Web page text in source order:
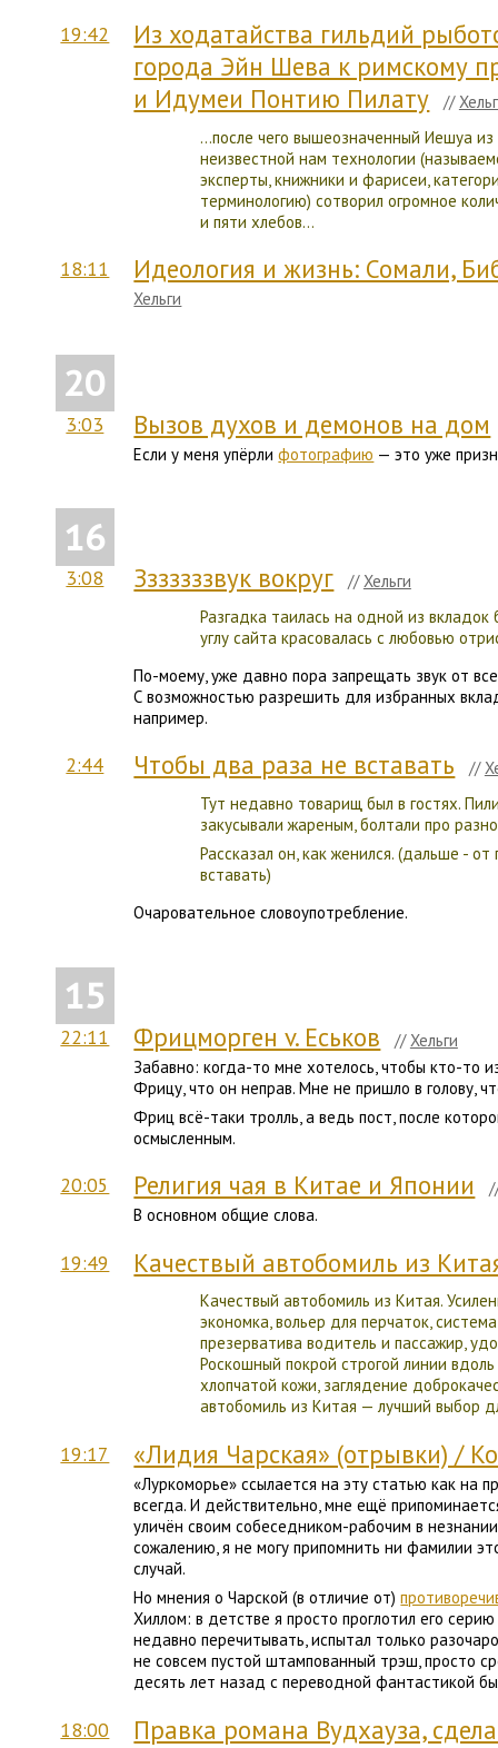
19:42
Из ходатайства гильдий
города Эйн Шева к римскому
и Идумеи Понтию Пилату
//
…после чего вышеозначенный Иешуа
неизвестной нам технологии
эксперты, книжники и фарисеи,
терминологию) сотворил огромное
и пяти хлебов…
18:11 Идеология и жизнь: Сомали,
Хельги
20
3:03 Вызов духов и демонов на дом
Если у меня упёрлифотографию — это уже
16
3:08 Зззззззвук вокруг //Хельги
Разгадка таилась на одной из
углу сайта красовалась с любовью
По-моему, уже давно пора запрещать звук от
С возможностью разрешить для избранных
например.
2:44 Чтобы два раза не вставать //
Тут недавно товарищ был в гостях.
закусывали жареным, болтали про
Рассказал он, как женился. (дальше -
вставать)
Очаровательное словоупотребление.
15
22:11 Фрицморген v. Еськов // Хельги
Забавно: когда-то мне хотелось, чтобы кто-то
Фрицу, что он неправ. Мне не пришло в голову,
Фриц всё-таки тролль, а ведь пост, после
осмысленным.
20:05 Религия чая в Китае и Японии
В основном общие слова.
19:49 Качествый автобомиль из
Качествый автобомиль из Китая.
экономка, вольер для перчаток,
презерватива водитель и пассажир,
Роскошный покрой строгой линии
хлопчатой кожи, заглядение
автобомиль из Китая — лучший выбор
19:17 «Лидия Чарская» (отрывки) /
«Луркоморье» ссылается на эту статью как на
всегда. И действительно, мне ещё
уличён своим собеседником-рабочим в
сожалению, я не могу припомнить ни фамилии
случай.
Но мнения о Чарской (в отличие от)
Хиллом: в детстве я просто проглотил его
недавно перечитывать, испытал только
не совсем пустой штампованный трэш, просто
десять лет назад с переводной фантастикой
18:00 Правка романа Вудхауза,